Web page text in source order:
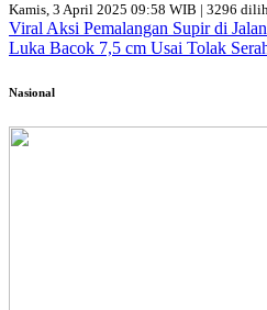
Kamis, 3 April 2025 09:58 WIB | 3296
Viral Aksi Pemalangan Supir di
Luka Bacok 7,5 cm Usai Tolak
Nasional